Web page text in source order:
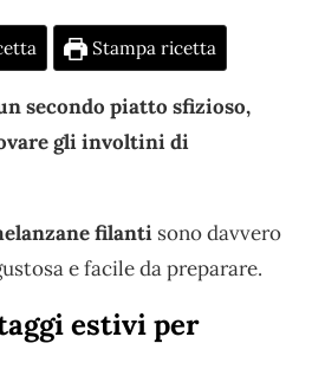
Stampa ricetta
secondo piatto sfizioso,
gli involtini di
filanti sono davvero
e facile da preparare.
estivi per